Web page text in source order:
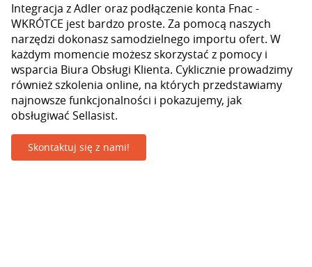
Integracja z Adler oraz podłączenie konta Fnac -
WKRÓTCE jest bardzo proste. Za pomocą naszych
narzędzi dokonasz samodzielnego importu ofert. W
każdym momencie możesz skorzystać z pomocy i
wsparcia Biura Obsługi Klienta. Cyklicznie prowadzimy
również szkolenia online, na których przedstawiamy
najnowsze funkcjonalności i pokazujemy, jak
obsługiwać Sellasist.
Skontaktuj się z nami!